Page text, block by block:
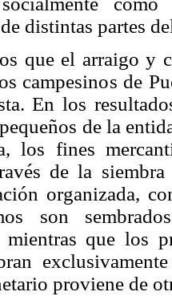
distintas partes
que el arraigo y
campesinos de
En los
de la
los fines
de la
organizada,
son
mientras que los
proviene de